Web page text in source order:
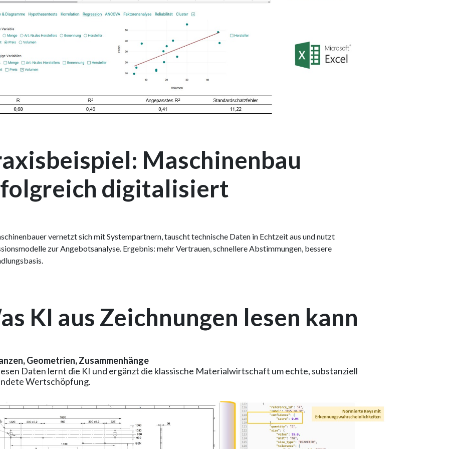
Maschinenbau
digitalisiert
vernetzt sich mit Systempartnern, tauscht technische Daten in Echtzeit aus und nutzt
zur Angebotsanalyse. Ergebnis: mehr Vertrauen, schnellere Abstimmungen, bessere
KI aus Zeichnungen lesen kann
Geometrien, Zusammenhänge
Daten lernt die KI und ergänzt die klassische Materialwirtschaft um echte, substanziell
Wertschöpfung.